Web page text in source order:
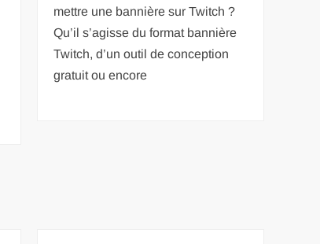
mettre une bannière sur Twitch ?
Qu’il s’agisse du format bannière
Twitch, d’un outil de conception
gratuit ou encore